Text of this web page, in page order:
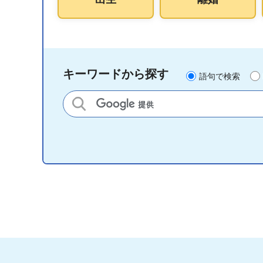
キーワードから探す 語句で検索
サイト内検索